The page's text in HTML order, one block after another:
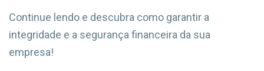
Continue lendo e descubra como garantir a
integridade e a segurança financeira da sua
empresa!